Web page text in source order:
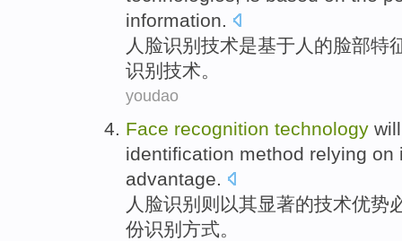
information
人脸识别 技术是基于 人 的 脸部特
识别 技术。
youdao
Face recognition technology
identification method relying on
advantage.
人脸识别 则 以其显著的技术优势
份识别 方式。